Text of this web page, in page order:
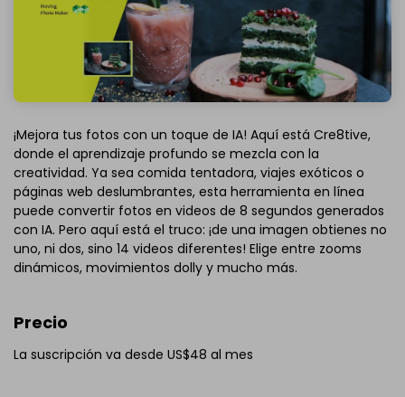
¡Mejora tus fotos con un toque de IA! Aquí está Cre8tive,
donde el aprendizaje profundo se mezcla con la
creatividad. Ya sea comida tentadora, viajes exóticos o
páginas web deslumbrantes, esta herramienta en línea
puede convertir fotos en videos de 8 segundos generados
con IA. Pero aquí está el truco: ¡de una imagen obtienes no
uno, ni dos, sino 14 videos diferentes! Elige entre zooms
dinámicos, movimientos dolly y mucho más.
Precio
La suscripción va desde US$48 al mes